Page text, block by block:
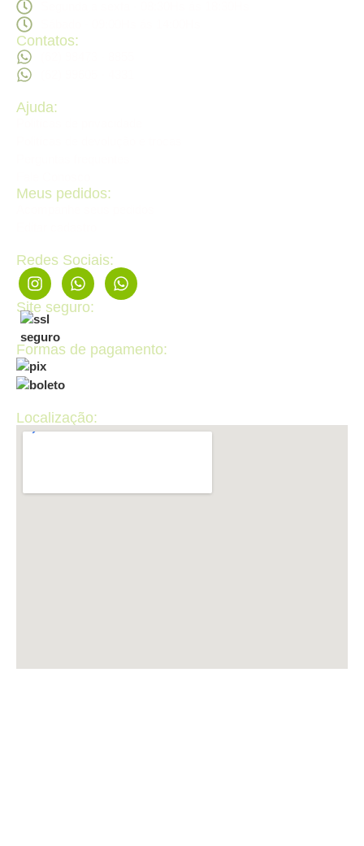
Contatos:
Ajuda:
Meus pedidos:
Redes Sociais:
Site seguro:
Formas de pagamento:
Localização: